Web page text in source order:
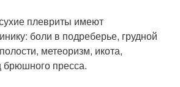
плевриты имеют
боли в подреберье, грудной
метеоризм, икота,
пресса.